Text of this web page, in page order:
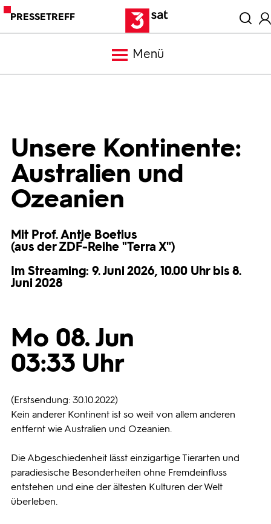
PRESSETREFF
Menü
Mediathek
Bilder
3sat
Unsere Kontinente:
Australien und
Ozeanien
Mit Prof. Antje Boetius
(aus der ZDF-Reihe "Terra X")
Im Streaming: 9. Juni 2026, 10.00 Uhr bis 8.
Juni 2028
Mo 08. Jun
03:33 Uhr
(Erstsendung: 30.10.2022)
Kein anderer Kontinent ist so weit von allem anderen
entfernt wie Australien und Ozeanien.
Die Abgeschiedenheit lässt einzigartige Tierarten und
paradiesische Besonderheiten ohne Fremdeinfluss
entstehen und eine der ältesten Kulturen der Welt
überleben.